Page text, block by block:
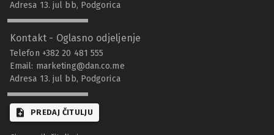
Adresa 13. jul bb, Podgorica
Kontakt - Oglasno odjeljenje
Telefon +382 20 481 555
Email: marketing@dan.co.me
Adresa 13. jul bb, Podgorica
PREDAJ ČITULJU